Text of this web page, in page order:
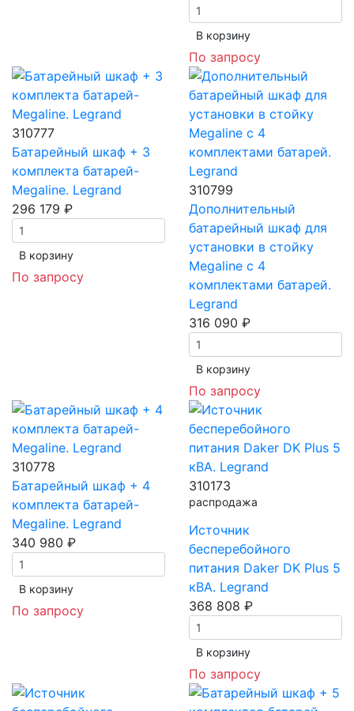
В корзинy
По запросу
310777
Батарейный шкаф + 3
комплекта батарей-
Megaline. Legrand
296 179 ₽
В корзинy
По запросу
310799
Дополнительный
батарейный шкаф для
установки в стойку
Megaline с 4
комплектами батарей.
Legrand
316 090 ₽
В корзинy
По запросу
310778
Батарейный шкаф + 4
комплекта батарей-
Megaline. Legrand
340 980 ₽
В корзинy
По запросу
310173
распродажа
Источник
бесперебойного
питания Daker DK Plus 5
кВА. Legrand
368 808 ₽
В корзинy
По запросу